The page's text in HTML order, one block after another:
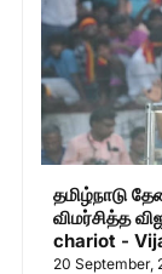
தமிழ்நாடு
விமர்சித்த
chariot -
20 September,